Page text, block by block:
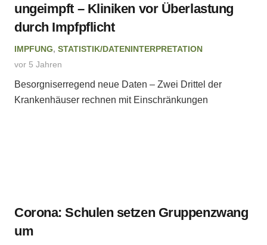
ungeimpft – Kliniken vor Überlastung
durch Impfpflicht
IMPFUNG, STATISTIK/DATENINTERPRETATION
vor 5 Jahren
Besorgniserregend neue Daten – Zwei Drittel der
Krankenhäuser rechnen mit Einschränkungen
Corona: Schulen setzen Gruppenzwang
um